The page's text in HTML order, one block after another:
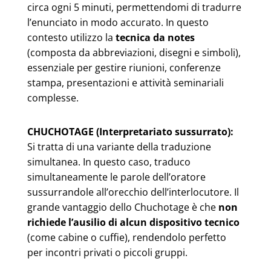
circa ogni 5 minuti, permettendomi di tradurre
l’enunciato in modo accurato. In questo
contesto utilizzo la tecnica da notes
(composta da abbreviazioni, disegni e simboli),
essenziale per gestire riunioni, conferenze
stampa, presentazioni e attività seminariali
complesse.
CHUCHOTAGE (Interpretariato sussurrato):
Si tratta di una variante della traduzione
simultanea. In questo caso, traduco
simultaneamente le parole dell’oratore
sussurrandole all’orecchio dell’interlocutore. Il
grande vantaggio dello Chuchotage è che non
richiede l’ausilio di alcun dispositivo tecnico
(come cabine o cuffie), rendendolo perfetto
per incontri privati o piccoli gruppi.